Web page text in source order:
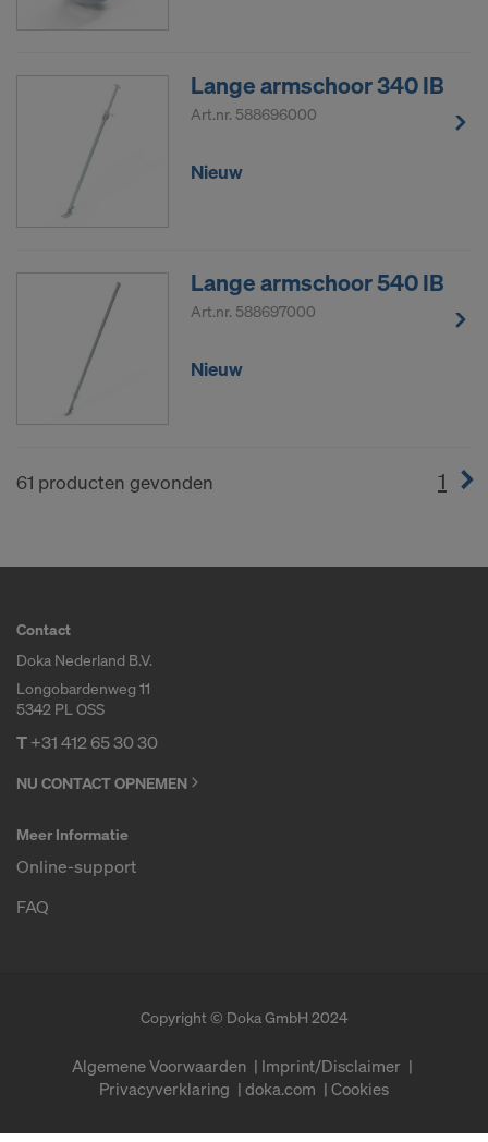
Lange armschoor 340 IB
Art.nr. 588696000
Nieuw
Lange armschoor 540 IB
Art.nr. 588697000
Nieuw
61 producten gevonden 1
Contact
Doka Nederland B.V.
Longobardenweg 11
5342 PL OSS
T+31 412 65 30 30
NU CONTACT OPNEMEN
Meer Informatie
Online-support
FAQ
Copyright © Doka GmbH 2024
Algemene Voorwaarden
Imprint/Disclaimer
Privacyverklaring
doka.com Cookies